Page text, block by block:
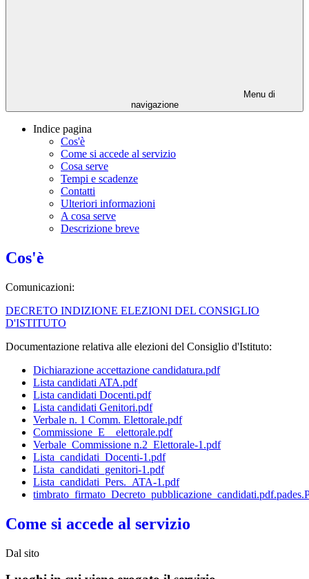
Menu di
navigazione
Indice pagina
Cos'è
Come si accede al servizio
Cosa serve
Tempi e scadenze
Contatti
Ulteriori informazioni
A cosa serve
Descrizione breve
Cos'è
Comunicazioni:
DECRETO INDIZIONE ELEZIONI DEL CONSIGLIO
D'ISTITUTO
Documentazione relativa alle elezioni del Consiglio d'Istituto:
Dichiarazione accettazione candidatura.pdf
Lista candidati ATA.pdf
Lista candidati Docenti.pdf
Lista candidati Genitori.pdf
Verbale n. 1 Comm. Elettorale.pdf
Commissione_E __elettorale.pdf
Verbale_Commissione n.2_Elettorale-1.pdf
Lista_candidati_Docenti-1.pdf
Lista_candidati_genitori-1.pdf
Lista_candidati_Pers._ATA-1.pdf
Come si accede al servizio
Dal sito